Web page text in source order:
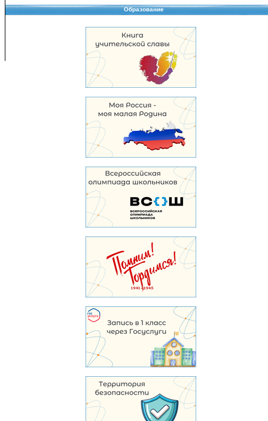
Образование
Copyright © 2008-2026 Управление образования
Перепечатка и использование материалов возможны только с разрешения
образования.
103,939,471 уникальных посетителей